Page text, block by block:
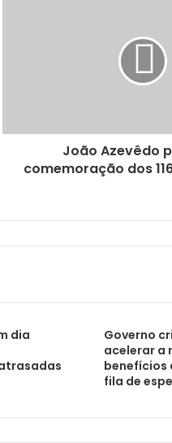
combate à
ao Circuito
João Azevêdo
comemoração dos
dia
Governo
acelerar a
benefícios
fila de